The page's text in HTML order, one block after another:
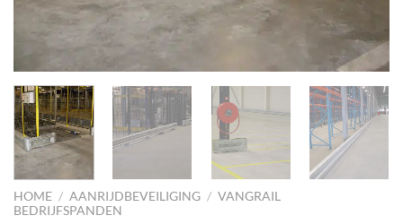
HOME / AANRIJDBEVEILIGING / VANGRAIL
BEDRIJFSPANDEN